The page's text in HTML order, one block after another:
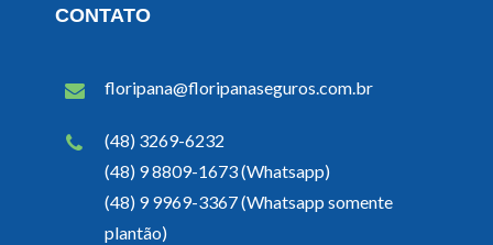
CONTATO
floripana@floripanaseguros.com.br
(48) 3269-6232
(48) 9 8809-1673 (Whatsapp)
(48) 9 9969-3367 (Whatsapp somente
plantão)